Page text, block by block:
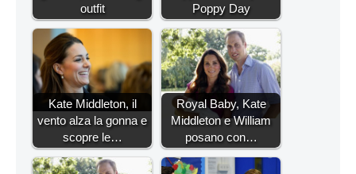
outfit
Poppy Day
Kate Middleton, il
vento alza la gonna e
scopre le…
Royal Baby, Kate
Middleton e William
posano con…